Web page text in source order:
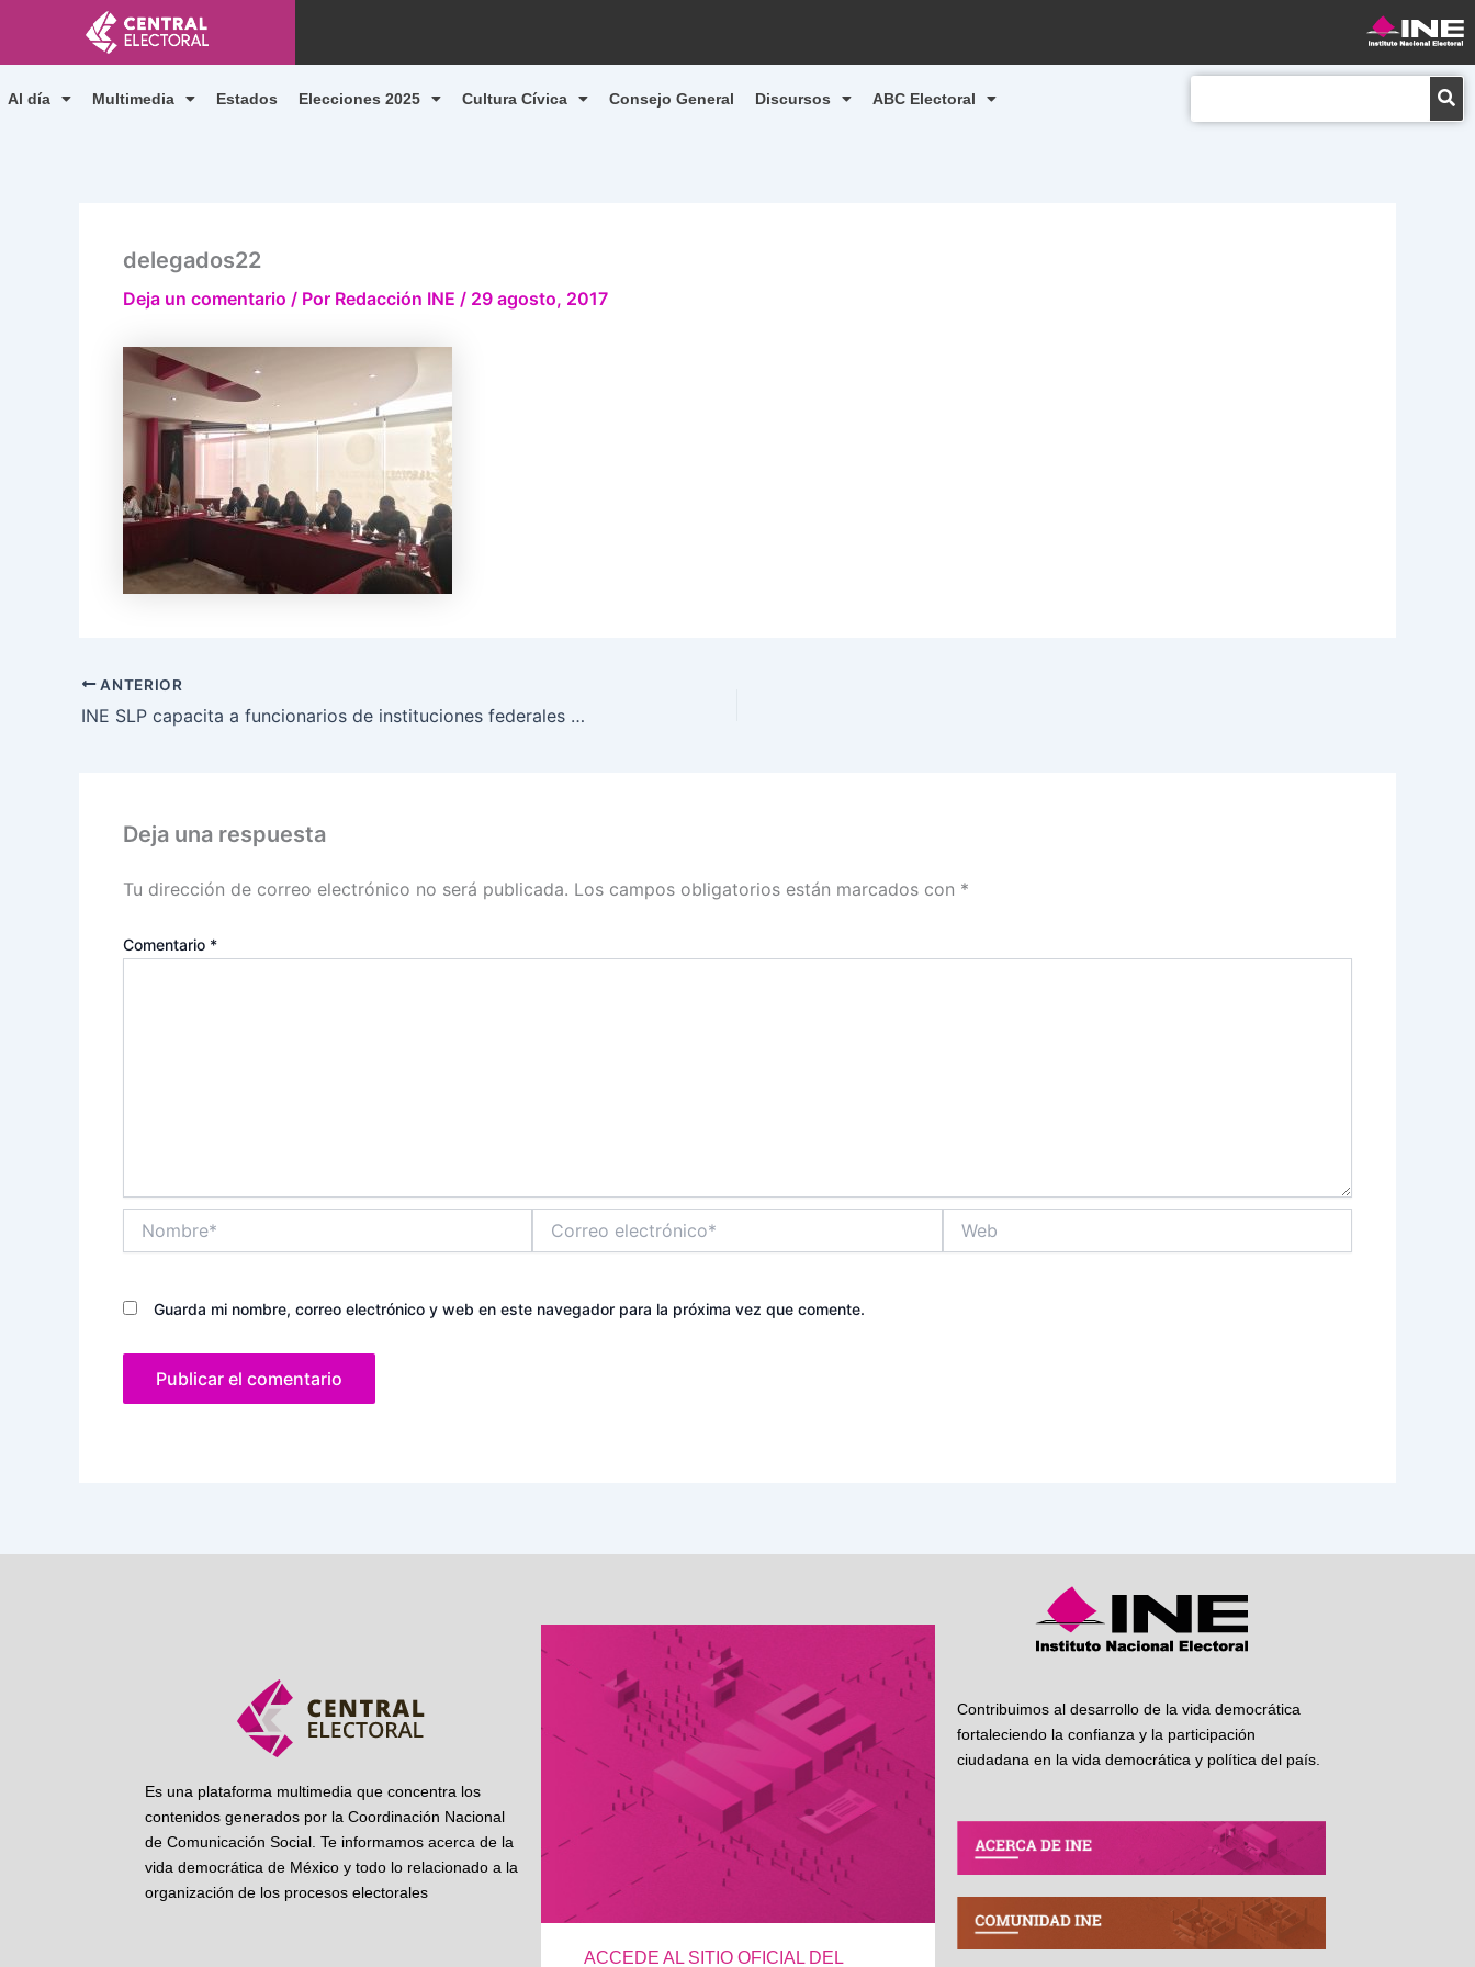
contenido
Al día Multimedia Estados Elecciones 2025 Cultura Cívica Consejo General Discursos ABC Electoral
delegados22
Deja un comentario / Por Redacción INE / 29 agosto, 2017
ANTERIOR
INE SLP capacita a funcionarios de instituciones federales en la entidad sobre responsabilidades de los servidores públicos en materia electoral
Deja una respuesta
Tu dirección de correo electrónico no será publicada. Los campos obligatorios están marcados con *
Comentario *
electrónico*
Guarda mi nombre, correo electrónico y web en este navegador para la próxima vez que comente.
Es una plataforma multimedia que concentra los
contenidos generados por la Coordinación Nacional
de Comunicación Social. Te informamos acerca de la
vida democrática de México y todo lo relacionado a la
organización de los procesos electorales
ACCEDE AL SITIO OFICIAL DEL
Contribuimos al desarrollo de la vida democrática
fortaleciendo la confianza y la participación
ciudadana en la vida democrática y política del país.